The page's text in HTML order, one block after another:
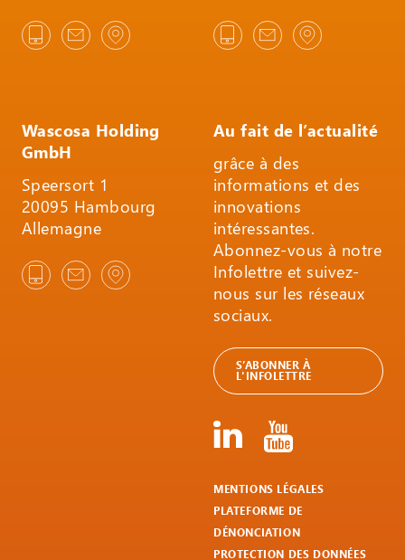
Wascosa Holding
GmbH
Speersort 1
20095 Hambourg
Allemagne
Au fait de l’actualité
grâce à des
informations et des
innovations
intéressantes.
Abonnez-vous à notre
Infolettre et suivez-
nous sur les réseaux
sociaux.
S’ABONNER À
L'INFOLETTRE
MENTIONS LÉGALES
PLATEFORME DE
DÉNONCIATION
PROTECTION DES DONNÉES